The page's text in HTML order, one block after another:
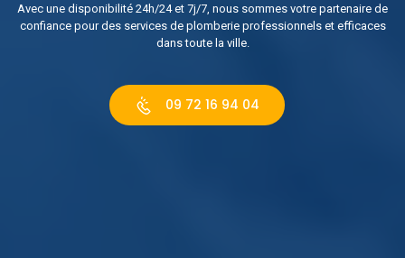
Avec une disponibilité 24h/24 et 7j/7, nous sommes votre partenaire de
confiance pour des services de plomberie professionnels et efficaces
dans toute la ville.
09 72 16 94 04